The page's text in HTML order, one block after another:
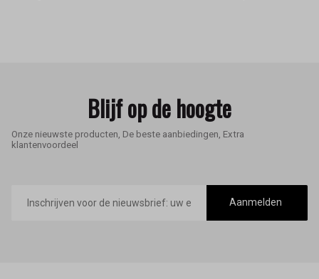
Blijf op de hoogte
Onze nieuwste producten, De beste aanbiedingen, Extra
klantenvoordeel
mailadres
Aanmelden